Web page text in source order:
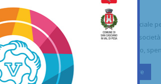
21/07/2026
"Un'occasione speciale
sottolineano dalla
di puro divertimento,
Continua a leggere